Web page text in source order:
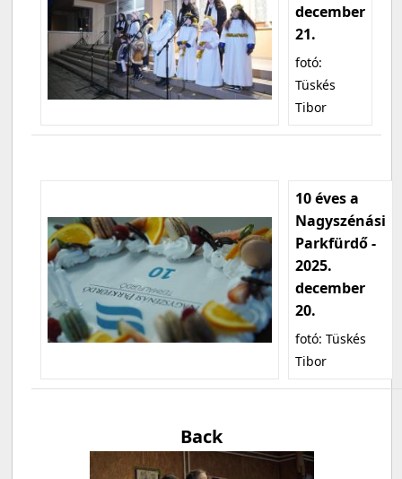
december
21.
fotó:
Tüskés
Tibor
10 éves a
Nagyszénási
Parkfürdő -
2025.
december
20.
fotó: Tüskés
Tibor
Back